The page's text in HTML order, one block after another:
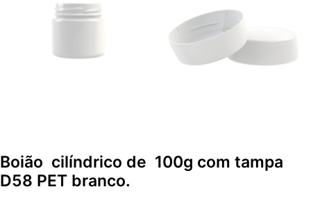
Boião cilíndrico de 100g com tampa
D58 PET branco.